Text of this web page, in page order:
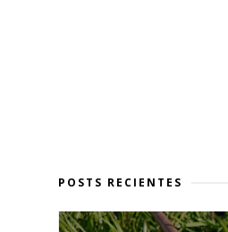
POSTS RECIENTES